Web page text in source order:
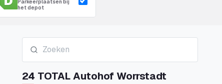
Parkeerplaatsen bij
het depot
24 TOTAL Autohof Worrstadt